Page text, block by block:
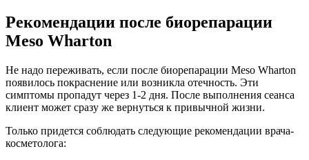
Рекомендации после биорепарации
Meso Wharton
Не надо переживать, если после биорепарации Meso Wharton
появилось покраснение или возникла отечность. Эти
симптомы пропадут через 1-2 дня. После выполнения сеанса
клиент может сразу же вернуться к привычной жизни.
Только придется соблюдать следующие рекомендации врача-
косметолога: